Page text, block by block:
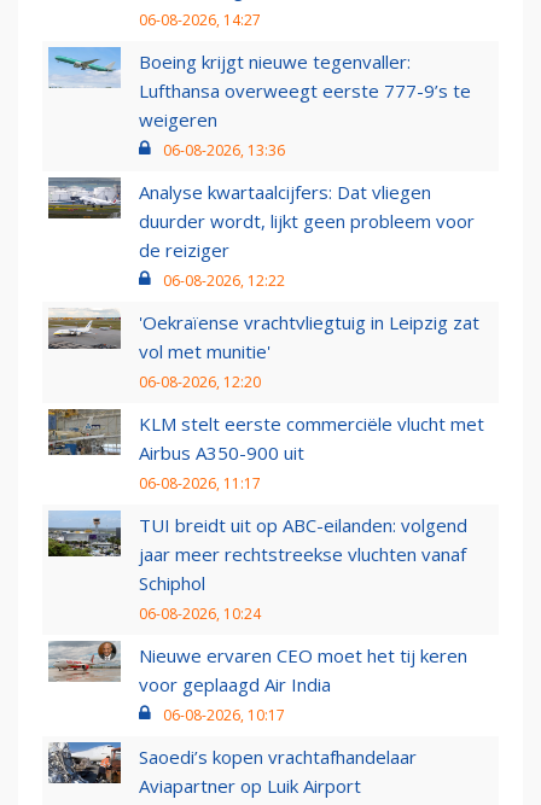
06-08-2026, 14:27
Boeing krijgt nieuwe tegenvaller:
Lufthansa overweegt eerste 777-9’s te
weigeren
06-08-2026, 13:36
Analyse kwartaalcijfers: Dat vliegen
duurder wordt, lijkt geen probleem voor
de reiziger
06-08-2026, 12:22
'Oekraïense vrachtvliegtuig in Leipzig zat
vol met munitie'
06-08-2026, 12:20
KLM stelt eerste commerciële vlucht met
Airbus A350-900 uit
06-08-2026, 11:17
TUI breidt uit op ABC-eilanden: volgend
jaar meer rechtstreekse vluchten vanaf
Schiphol
06-08-2026, 10:24
Nieuwe ervaren CEO moet het tij keren
voor geplaagd Air India
06-08-2026, 10:17
Saoedi’s kopen vrachtafhandelaar
Aviapartner op Luik Airport